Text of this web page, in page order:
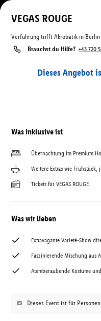
VEGAS ROUGE
Verführung trifft Akrobatik in Berlin
Brauchst du Hilfe? +43 720
Dieses Angebot
Was inklusive ist
Übernachtung im Premium
Weitere Extras wie Frühstück,
Tickets für VEGAS ROUGE
Was wir lieben
Extravagante Varieté-Show
Faszinierende Mischung aus
Atemberaubende Kostüme
Dieses Event ist für